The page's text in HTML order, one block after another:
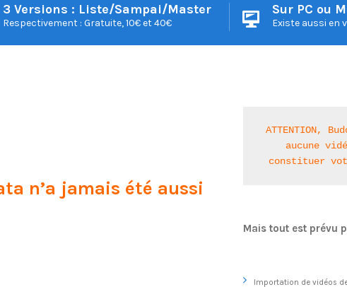
3 Versions : Liste/Sampai/Master
Respectivement : Gratuite, 10€ et 40€
Sur PC ou
Existe aussi en
n’a jamais été aussi
ATTENTION,
aucune
constituer
Mais tout est prévu
Importation de vidéos